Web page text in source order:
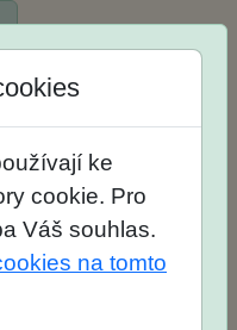
ke
cookie. Pro
Váš souhlas.
na tomto